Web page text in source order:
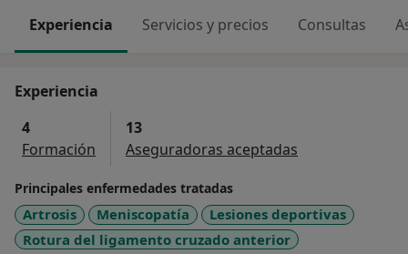
Experiencia Servicios y precios Consultas
Experiencia
4
Formación
13
Aseguradoras aceptadas
Principales enfermedades tratadas
Artrosis Meniscopatía
Lesiones deportivas
Rotura del ligamento cruzado anterior